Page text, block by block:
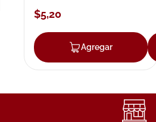
$5,20
Agregar